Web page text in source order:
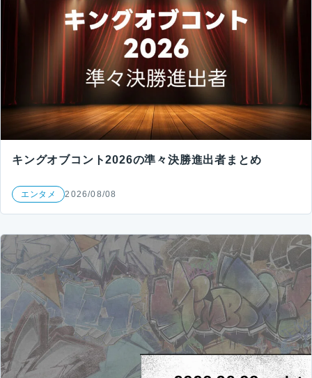
キングオブコント2026の準々決勝進出者まとめ
エンタメ 2026/08/08